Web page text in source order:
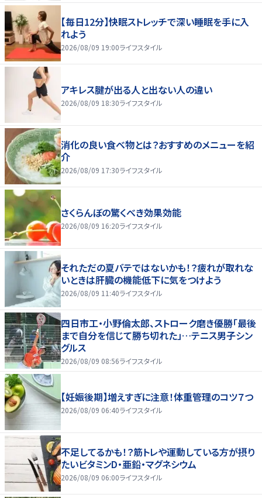
【毎日12分】快眠ストレッチで深い睡眠を手に入
れよう
2026/08/09 19:00ライフスタイル
アキレス腱が出る人と出ない人の違い
2026/08/09 18:30ライフスタイル
消化の良い食べ物とは？おすすめのメニューを紹
介
2026/08/09 17:30ライフスタイル
さくらんぼの驚くべき効果効能
2026/08/09 16:20ライフスタイル
それただの夏バテではないかも！？疲れが取れな
いときは肝臓の機能低下に気をつけよう
2026/08/09 11:40ライフスタイル
四日市工・小野倫太郎、ストローク磨き優勝「最後
まで自分を信じて勝ち切れた」…テニス男子シン
グルス
2026/08/09 08:56ライフスタイル
【妊娠後期】増えすぎに注意！体重管理のコツ７つ
2026/08/09 06:40ライフスタイル
不足してるかも！？筋トレや運動している方が摂り
たいビタミンD・亜鉛・マグネシウム
2026/08/09 06:00ライフスタイル